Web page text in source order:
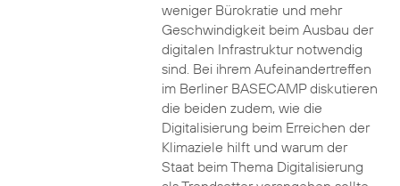
weniger Bürokratie und mehr
Geschwindigkeit beim Ausbau der
digitalen Infrastruktur notwendig
sind. Bei ihrem Aufeinandertreffen
im Berliner BASECAMP diskutieren
die beiden zudem, wie die
Digitalisierung beim Erreichen der
Klimaziele hilft und warum der
Staat beim Thema Digitalisierung